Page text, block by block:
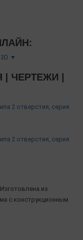
▼
| ЧЕРТЕЖИ |
2 отверстия, серия
2 отверстия, серия
из
с конструкционным